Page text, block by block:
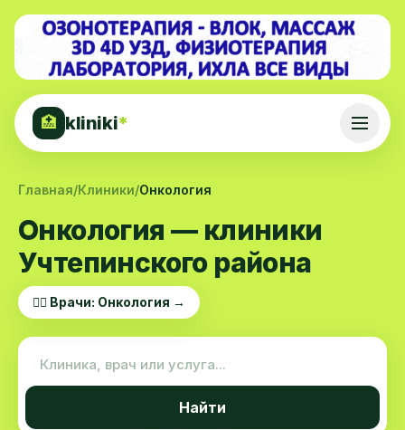
🏥 kliniki*
Главная/Клиники/Онкология
Онкология — клиники
Учтепинского района
👨‍⚕️ Врачи: Онкология →
Найти